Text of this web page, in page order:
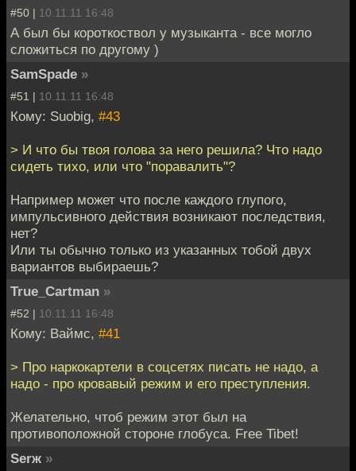
#50 | 10.11.11 16:48
А был бы короткоствол у музыканта - все могло
сложиться по другому )
SamSpade »
#51 | 10.11.11 16:48
Кому: Suobig, #43
> И что бы твоя голова за него решила? Что надо
сидеть тихо, или что "поравалить"?
Например может что после каждого глупого,
импульсивного действия возникают последствия,
нет?
Или ты обычно только из указанных тобой двух
вариантов выбираешь?
True_Cartman »
#52 | 10.11.11 16:48
Кому: Ваймс, #41
> Про наркокартели в соцсетях писать не надо, а
надо - про кровавый режим и его преступления.
Желательно, чтоб режим этот был на
противоположной стороне глобуса. Free Tibet!
Serж »